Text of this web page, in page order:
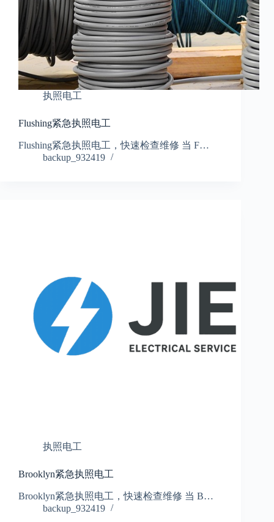
执照电工
Flushing紧急执照电工
Flushing紧急执照电工，快速检查维修 当 F…
backup_932419
执照电工
Brooklyn紧急执照电工
Brooklyn紧急执照电工，快速检查维修 当 B…
backup_932419